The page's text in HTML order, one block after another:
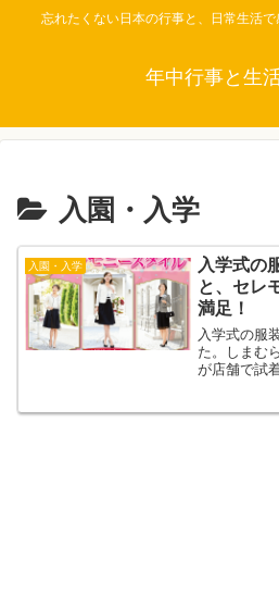
忘れたくない日本の行事と、日常生活で
年中行事と生
入園・入学
入園・入学
入学式の
と、セレ
満足！
入学式の服
た。しまむ
が店舗で試
のです。お
も豊富です